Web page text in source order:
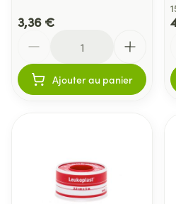
3,36 €
Ajouter au panier